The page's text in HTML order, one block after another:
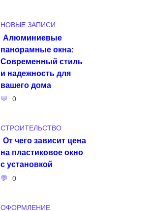
НОВЫЕ ЗАПИСИ
Алюминиевые
панорамные окна:
Современный стиль
и надежность для
вашего дома
0
СТРОИТЕЛЬСТВО
От чего зависит цена
на пластиковое окно
с установкой
0
ОФОРМЛЕНИЕ